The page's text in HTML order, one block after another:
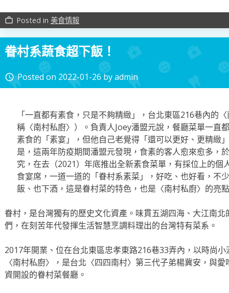
work_outline Posted in 美食情報
眷村系蔬食超下飯！
access_time Posted on 2022-01-26 byadmin
「一直都有素食，只是不夠精緻」，台北東區216巷內的
稱〈南村私廚〉）。負責人Joey潘盟元說，餐廳菜單一直
素食的「素宴」，但他自己老覺得「還可以更好、更精緻
是，這兩年防疫期間潘盟元發現，食素的客人愈來愈多，
究，在去（2021）年底推出全新素食菜單，有採位上的個
食宴席，一道一道的「眷村系素菜」，好吃、也好看，不
飯、也下酒，這是眷村菜的特色，也是〈南村私廚〉的亮
眷村，是台灣獨有的歷史文化資產。味貫五湖四海、大江南
們，在刻苦年代發揮生活智慧烹調料理出的台灣特有菜系。
2017年開業、位在台北東區忠孝東路216巷33弄內，以時尚
〈南村私廚〉，是台北〈四四南村〉第三代子弟楊冀安，與
資開設的眷村菜餐廳。